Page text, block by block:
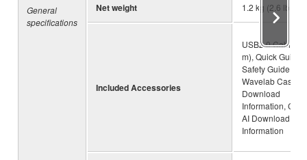
General
specifications
Net weight 1.2 kg (2.6 lbs)
Included Accessories
USB2.0 Cable
m), Quick Guide,
Safety Guide,
Wavelab Cast
Download
Information,
AI Download
Information